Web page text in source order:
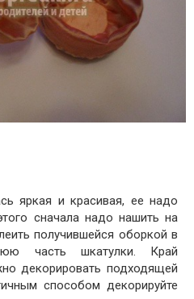
яркая и красивая, ее надо
сначала надо нашить на
получившейся оборкой в
часть шкатулки. Край
декорировать подходящей
способом декорируйте